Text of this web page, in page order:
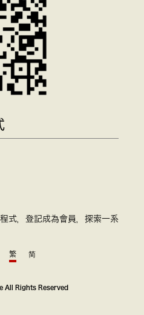
式，登記成為會員，探索一系
繁 简
All Rights Reserved